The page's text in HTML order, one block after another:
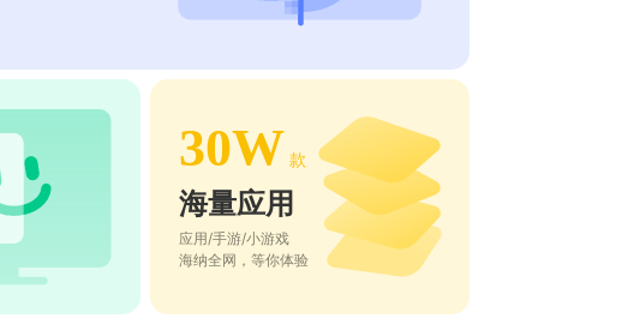
30W 款
海量应用
应用/手游/小游戏
海纳全网，等你体验